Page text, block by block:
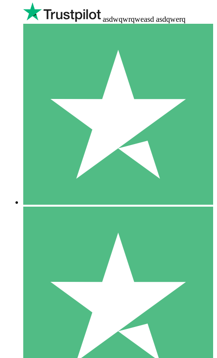
asdwqwrqweasd asdqwerq